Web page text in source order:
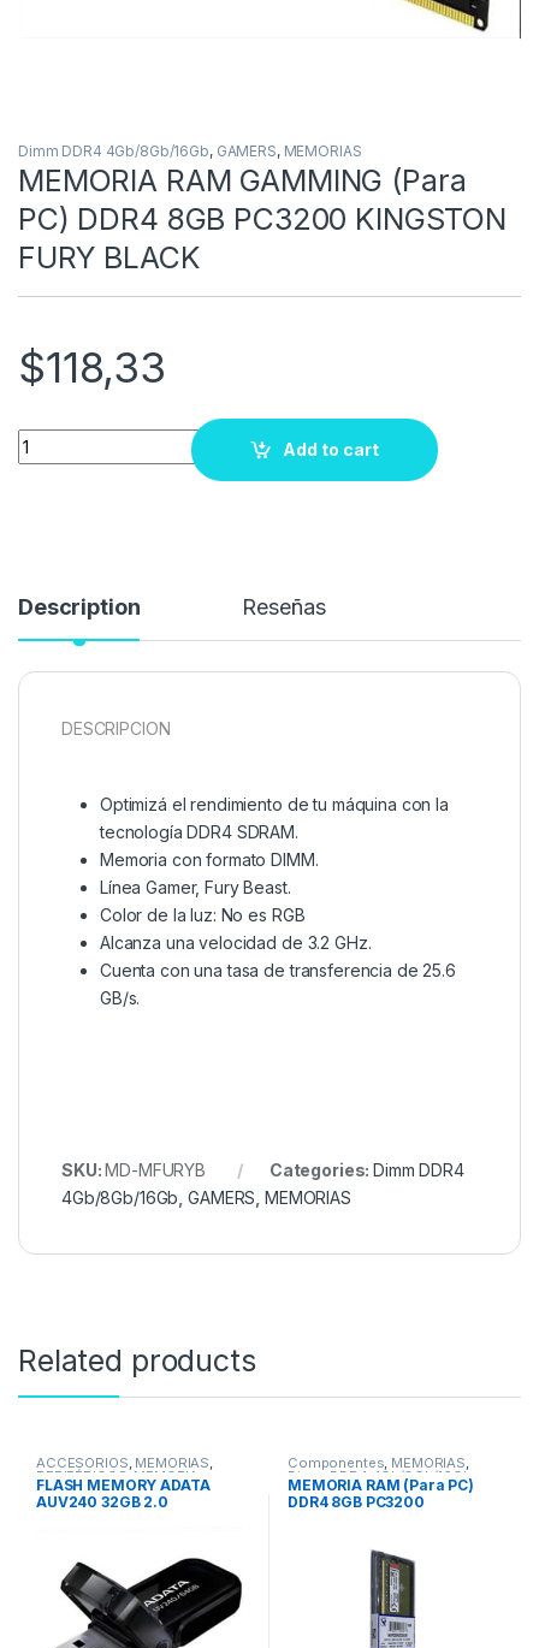
Dimm DDR4 4Gb/8Gb/16Gb, GAMERS, MEMORIAS
MEMORIA RAM GAMMING (Para
PC) DDR4 8GB PC3200 KINGSTON
FURY BLACK
$118,33
Quantity
Add to cart
Description Reseñas
DESCRIPCION
Optimizá el rendimiento de tu máquina con la
tecnología DDR4 SDRAM.
Memoria con formato DIMM.
Línea Gamer, Fury Beast.
Color de la luz: No es RGB
Alcanza una velocidad de 3.2 GHz.
Cuenta con una tasa de transferencia de 25.6
GB/s.
SKU:MD-MFURYB Categories:Dimm DDR4
4Gb/8Gb/16Gb ,GAMERS MEMORIAS
Related products
ACCESORIOS, MEMORIAS,
PERIFÉRICOS,MEMORIA
FLASH MEMORY ADATA
AUV240 32GB 2.0
Componentes, MEMORIAS,
Dimm DDR4 4Gb/8Gb/16Gb
MEMORIA RAM (Para PC)
DDR4 8GB PC3200